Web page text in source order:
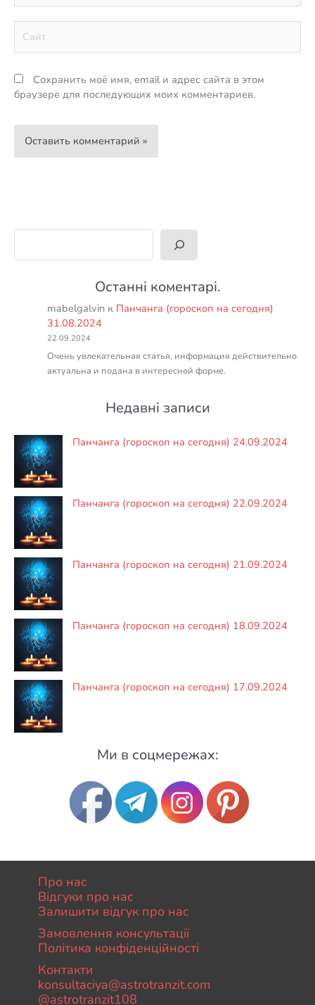
Сохранить моё имя, email и адрес сайта в этом
браузере для последующих моих комментариев.
Останні коментарі.
mabelgalvin к Панчанга (гороскоп на сегодня)
31.08.2024
22.09.2024
Очень увлекательная статья, информация действительно
актуальна и подана в интересной форме.
Недавні записи
Панчанга (гороскоп на сегодня) 24.09.2024
Панчанга (гороскоп на сегодня) 22.09.2024
Панчанга (гороскоп на сегодня) 21.09.2024
Панчанга (гороскоп на сегодня) 18.09.2024
Панчанга (гороскоп на сегодня) 17.09.2024
Ми в соцмережах:
Про нас
Відгуки про нас
Залишити відгук про нас
Замовлення консультації
Політика конфіденційності
Контакти
konsultaciya@astrotranzit.com
@astrotranzit108